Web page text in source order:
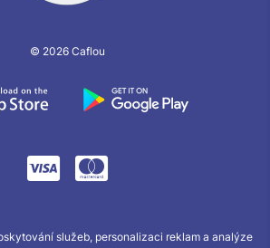
© 2026 Caflou
služeb, personalizaci reklam a analýze